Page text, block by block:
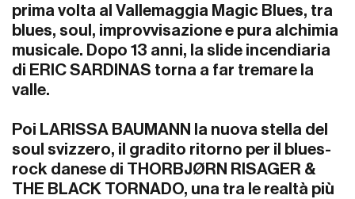
prima volta al Vallemaggia Magic Blues, tra
blues, soul, improvvisazione e pura alchimia
musicale. Dopo 13 anni, la slide incendiaria
di ERIC SARDINAS torna a far tremare la
valle.
Poi LARISSA BAUMANN la nuova stella del
soul svizzero, il gradito ritorno per il blues-
rock danese di THORBJØRN RISAGER &
THE BLACK TORNADO, una tra le realtà più